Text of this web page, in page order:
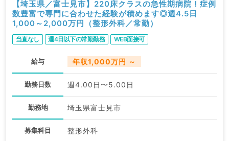
【埼玉県／富士見市】220床クラスの急性期病院！症例
数豊富で専門に合わせた経験が積めます◎週4.5日
1,000～2,000万円（整形外科／常勤）
当直なし 週4日以下の常勤勤務 WEB面接可
給与 年収1,000万円 ～
勤務日数 週4.00日〜5.00日
勤務地 埼玉県富士見市
募集科目 整形外科